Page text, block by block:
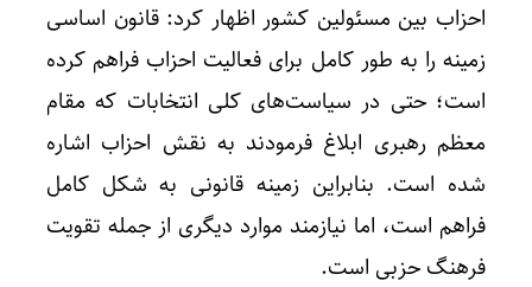
احزاب بین مسئولین کشور اظهار کرد: قانون اساسی
زمینه را به طور کامل برای فعالیت احزاب فراهم کرده
است؛ حتی در سیاست‌های کلی انتخابات که مقام
معظم رهبری ابلاغ فرمودند به نقش احزاب اشاره
شده است. بنابراین زمینه قانونی به شکل کامل
فراهم است، اما نیازمند موارد دیگری از جمله تقویت
فرهنگ حزبی است.